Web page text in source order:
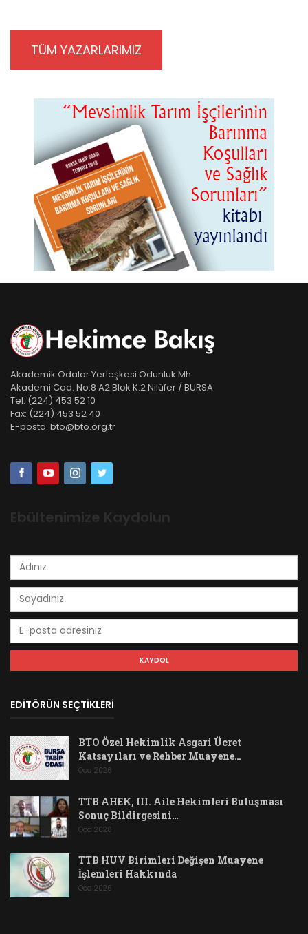
TÜM YAZARLARIMIZ
Akademik Odalar Yerleşkesi Odunluk Mh.
Akademi Cad. No:8 A2 Blok K:2 Nilüfer / BURSA
Tel: (224) 453 52 10
Fax: (224) 453 52 40
E-posta: bto@bto.org.tr
Ebültenimize Kaydolun
EDİTÖRÜN SEÇTİKLERİ
BTO Özel Hekimlik Asgari Ücret
Katsayıları ve Rehber Muayene…
Oca 2026
TTB AHEK, III. Aile Hekimleri Buluşması
Sonuç Bildirgesini…
Oca 2026
TTB HUV Birimleri Değişen Muayene
İşlemleri Hakkında
Oca 2026